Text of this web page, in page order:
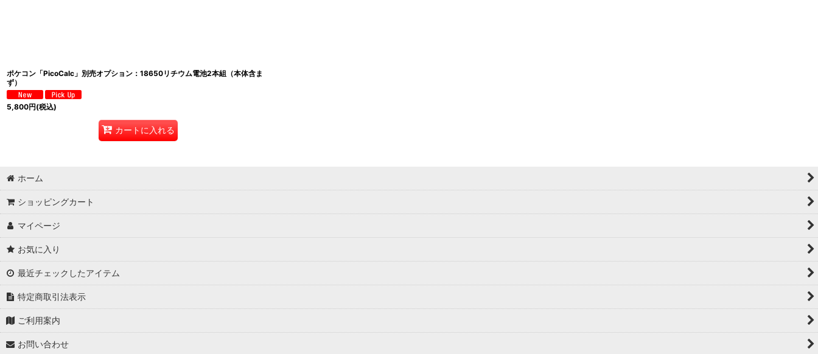
ポケコン「PicoCalc」別売オプション：18650リチウム電池2本組（本体含ま
ず）
5,800円(税込)
カートに入れる
ホーム
ショッピングカート
マイページ
お気に入り
最近チェックしたアイテム
特定商取引法表示
ご利用案内
お問い合わせ